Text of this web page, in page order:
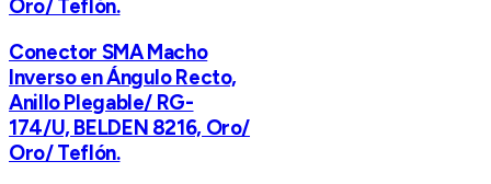
Oro/ Teflón.
Conector SMA Macho
Inverso en Ángulo Recto,
Anillo Plegable/ RG-
174/U, BELDEN 8216, Oro/
Oro/ Teflón.